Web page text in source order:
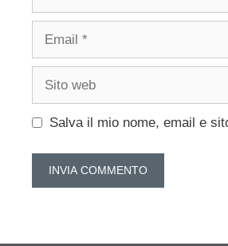
Salva il mio nome, email e